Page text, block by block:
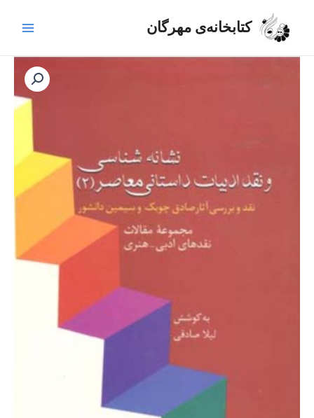
کتابخانه‌ی مهرگان